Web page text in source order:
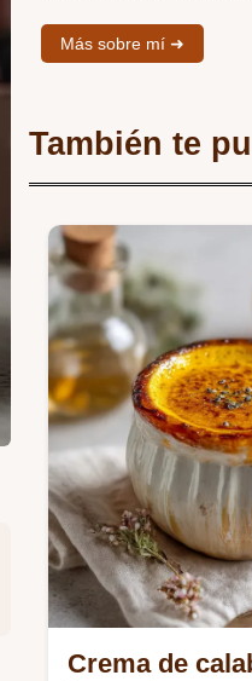
Más sobre mí ➜
También te
Crema de